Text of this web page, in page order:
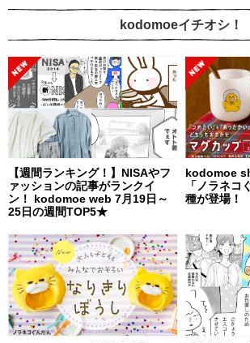
kodomoeイチオシ！
【週間ランキング！】NISAやフ
ァッションの記事がランクイ
ン！ kodomoe web 7月19日～
25日の週間TOP5★
kodomoe
「ノラネコ
種が登場！